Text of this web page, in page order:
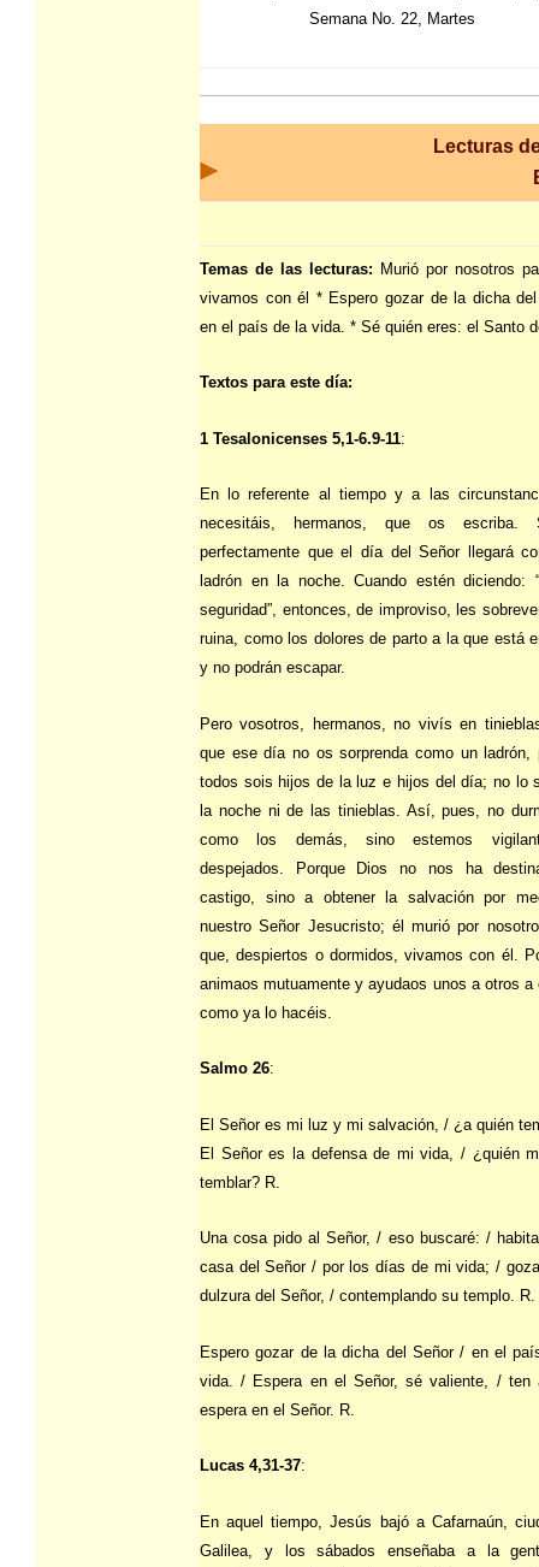
Semana No. 22, Martes
Lecturas
Temas de las lecturas: Murió por nosotros
vivamos con él * Espero gozar de la dicha
en el país de la vida. * Sé quién eres: el Santo
Textos para este día:
1 Tesalonicenses 5,1-6.9-11:
En lo referente al tiempo y a las
necesitáis, hermanos, que os escriba.
perfectamente que el día del Señor llegará
ladrón en la noche. Cuando estén diciendo:
seguridad”, entonces, de improviso, les
ruina, como los dolores de parto a la que está
y no podrán escapar.
Pero vosotros, hermanos, no vivís en
que ese día no os sorprenda como un ladrón,
todos sois hijos de la luz e hijos del día; no lo
la noche ni de las tinieblas. Así, pues, no
como los demás, sino estemos
despejados. Porque Dios no nos ha
castigo, sino a obtener la salvación por
nuestro Señor Jesucristo; él murió por
que, despiertos o dormidos, vivamos con él.
animaos mutuamente y ayudaos unos a otros a
como ya lo hacéis.
Salmo 26:
El Señor es mi luz y mi salvación, / ¿a quién
El Señor es la defensa de mi vida, / ¿quién
temblar? R.
Una cosa pido al Señor, / eso buscaré: /
casa del Señor / por los días de mi vida; /
dulzura del Señor, / contemplando su templo. R.
Espero gozar de la dicha del Señor / en el
vida. / Espera en el Señor, sé valiente, / ten
espera en el Señor. R.
Lucas 4,31-37:
En aquel tiempo, Jesús bajó a Cafarnaún,
Galilea, y los sábados enseñaba a la